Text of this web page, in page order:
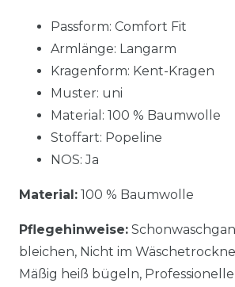
Passform: Comfort Fit
Armlänge: Langarm
Kragenform: Kent-Kragen
Muster: uni
Material: 100 % Baumwolle
Stoffart: Popeline
NOS: Ja
Material: 100 % Baumwolle
Pflegehinweise:
bleichen, Nicht im
Mäßig heiß bügeln, Professionelle